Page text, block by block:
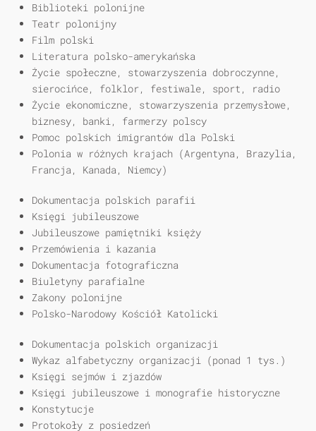
Biblioteki polonijne
Teatr polonijny
Film polski
Literatura polsko-amerykańska
Życie społeczne, stowarzyszenia dobroczynne,
sierocińce, folklor, festiwale, sport, radio
Życie ekonomiczne, stowarzyszenia przemysłowe,
biznesy, banki, farmerzy polscy
Pomoc polskich imigrantów dla Polski
Polonia w różnych krajach (Argentyna, Brazylia,
Francja, Kanada, Niemcy)
Dokumentacja polskich parafii
Księgi jubileuszowe
Jubileuszowe pamiętniki księży
Przemówienia i kazania
Dokumentacja fotograficzna
Biuletyny parafialne
Zakony polonijne
Polsko-Narodowy Kościół Katolicki
Dokumentacja polskich organizacji
Wykaz alfabetyczny organizacji (ponad 1 tys.)
Księgi sejmów i zjazdów
Księgi jubileuszowe i monografie historyczne
Konstytucje
Protokoły z posiedzeń